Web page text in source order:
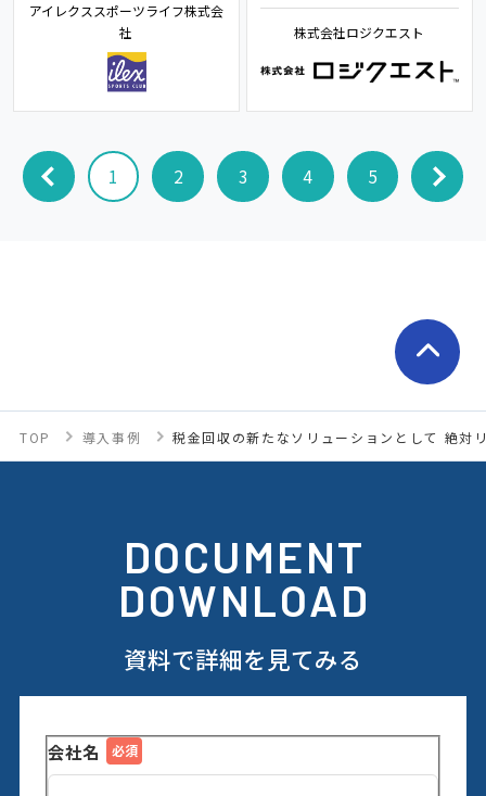
アイレクススポーツライフ株式会
社
株式会社ロジクエスト
1 2 3 4 5
TOP 導入事例 税金回収の新たなソリューションとして 絶対
DOCUMENT
DOWNLOAD
資料で詳細を見てみる
会社名